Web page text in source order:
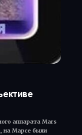
аппарата Mars
на Марсе были